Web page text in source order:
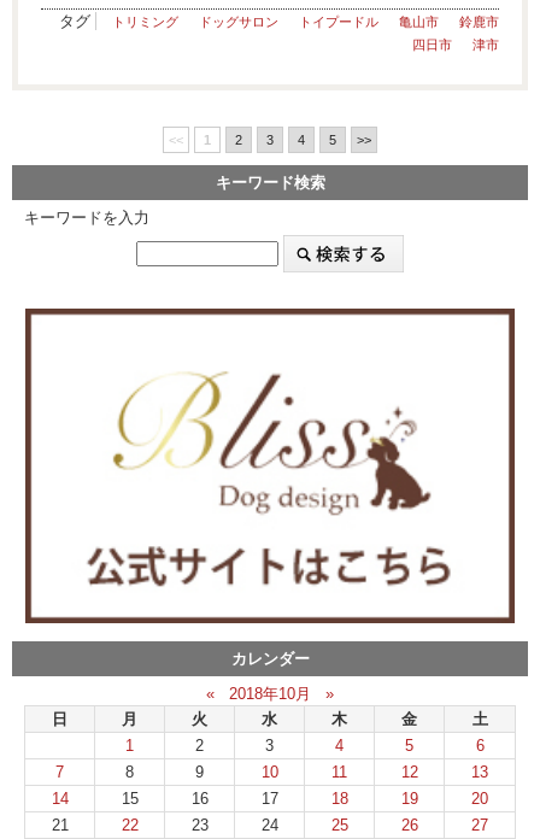
タグ トリミング ドッグサロン トイプードル 亀山市
鈴鹿市
四日市
津市
<< 1 2 3 4 5 >>
キーワード検索
キーワードを入力
カレンダー
«
2018年10月
»
日
月 火 水 木 金
土
1
2 3 4 5
6
7
8 9 10 11 12
13
14
15 16 17 18 19
20
21
22 23 24 25 26 27